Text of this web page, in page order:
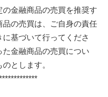
金融商品の売買を推奨す
の売買は、ご自身の責任
基づいて行ってくださ
金融商品の売買につい
とします。